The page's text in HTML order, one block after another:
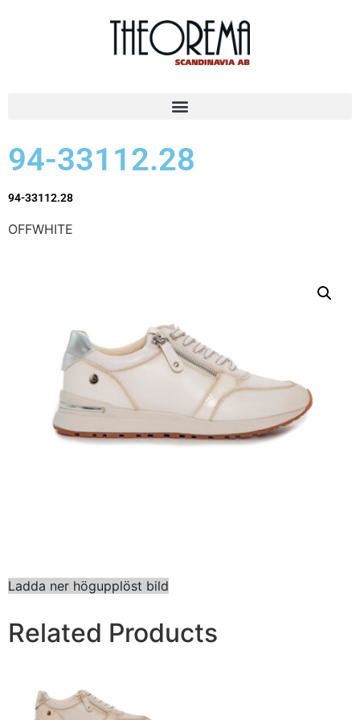
94-33112.28
94-33112.28
OFFWHITE
Ladda ner högupplöst bild
Related Products